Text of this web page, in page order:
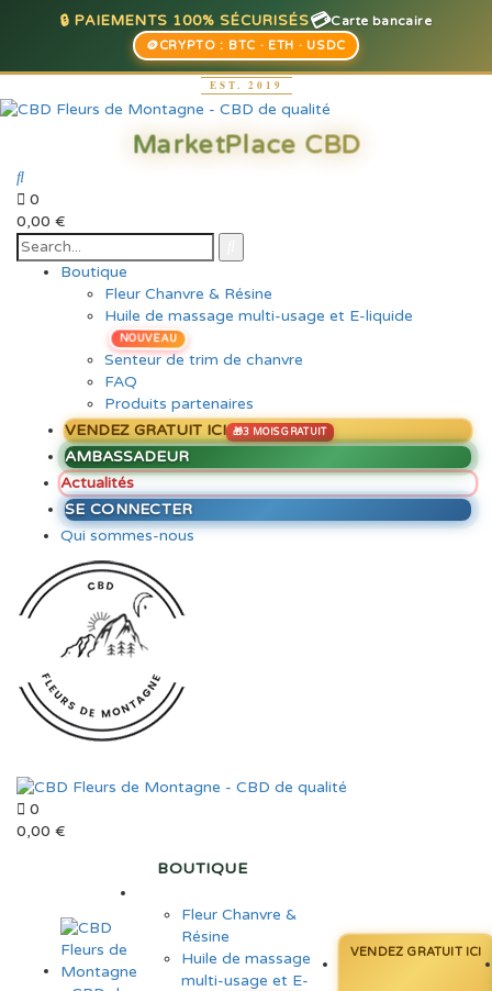
🔒 PAIEMENTS 100% SÉCURISÉS💳Carte bancaire
🪙CRYPTO : BTC · ETH · USDC
0
0,00 €
Boutique
Fleur Chanvre & Résine
Huile de massage multi-usage et E-liquide
NOUVEAU
Senteur de trim de chanvre
FAQ
Produits partenaires
VENDEZ GRATUIT ICI
AMBASSADEUR
Actualités
SE CONNECTER
Qui sommes-nous
0
0,00 €
BOUTIQUE
Fleur Chanvre &
Résine
Huile de massage
multi-usage et E-
VENDEZ GRATUIT ICI